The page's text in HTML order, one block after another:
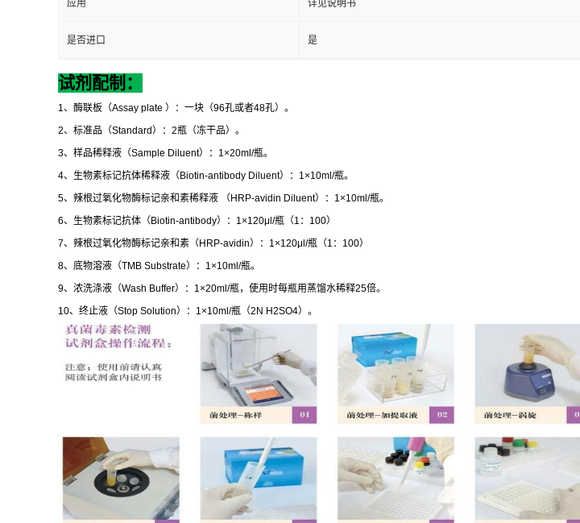
应用 详见说明书
是否进口 是
试剂配制：
1 、酶联板（Assay plate ）：一块（96孔或者48孔）。
2、标准品（Standard）： 2瓶（冻干品）。
3、样品稀释液（Sample Diluent）： 1×20ml/瓶。
4、生物素标记抗体稀释液（Biotin-antibody Diluent）： 1×10ml/瓶。
5、辣根过氧化物酶标记亲和素稀释液 （HRP-avidin Diluent）： 1×10ml/瓶。
6、生物素标记抗体（Biotin-antibody）： 1×120μl/瓶（1 ： 100）
7、辣根过氧化物酶标记亲和素（HRP-avidin）： 1×120μl/瓶（1 ： 100）
8、底物溶液（TMB Substrate）： 1×10ml/瓶。
9、浓洗涤液（Wash Buffer）： 1×20ml/瓶，使用时每瓶用蒸馏水稀释25倍。
10、终止液（Stop Solution）： 1×10ml/瓶（2N H2SO4）。